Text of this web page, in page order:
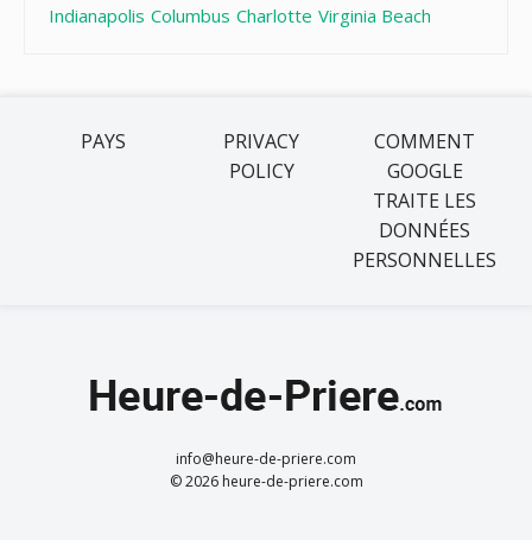
Indianapolis Columbus Charlotte Virginia Beach
PAYS
PRIVACY
POLICY
COMMENT
GOOGLE
TRAITE LES
DONNÉES
PERSONNELLES
info@heure-de-priere.com
© 2026 heure-de-priere.com